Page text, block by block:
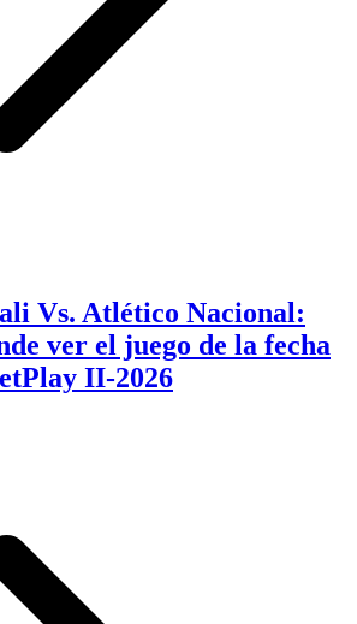
Vs. Atlético Nacional:
ver el juego de la fecha
II-2026